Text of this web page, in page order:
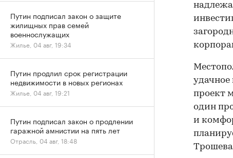
удачное
проект
один
и
Путин подписал закон о защите
жилищных прав семей
военнослужащих
Жилье, 04 авг, 19:34
Путин продлил срок регистрации
недвижимости в новых регионах
Жилье, 04 авг, 19:21
Путин подписал закон о продлении
гаражной амнистии на пять лет
Отрасль, 04 авг, 18:48